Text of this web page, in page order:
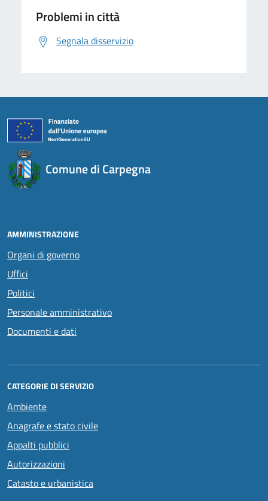
Problemi in città
Segnala disservizio
Comune di Carpegna
AMMINISTRAZIONE
Organi di governo
Uffici
Politici
Personale amministrativo
Documenti e dati
CATEGORIE DI SERVIZIO
Ambiente
Anagrafe e stato civile
Appalti pubblici
Autorizzazioni
Catasto e urbanistica